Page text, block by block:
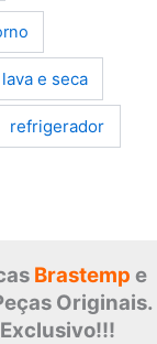
lava e seca
refrigerador
Brastemp e
Originais.